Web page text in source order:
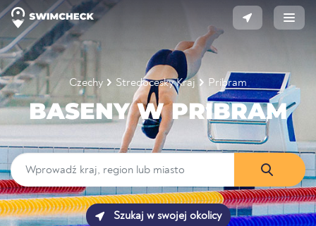
Czechy Stredocesky Kraj Pribram
BASENY W PRIBRAM
Szukaj w swojej okolicy